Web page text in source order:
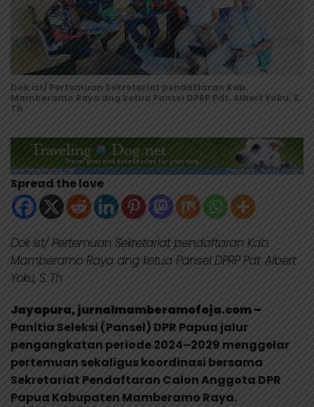
Dok ist/ Pertemuan Sekretariat pendaftaran Kab.
Mamberamo Raya dng ketua Pansel DPRP Pdt. Albert Yoku, S.
Th
Spread the love
Dok ist/ Pertemuan Sekretariat pendaftaran Kab.
Mamberamo Raya dng ketua Pansel DPRP Pdt. Albert
Yoku, S. Th
Jayapura, jurnalmamberamofoja.com –
Panitia Seleksi (Pansel) DPR Papua jalur
pengangkatan periode 2024–2029 menggelar
pertemuan sekaligus koordinasi bersama
Sekretariat Pendaftaran Calon Anggota DPR
Papua Kabupaten Mamberamo Raya.